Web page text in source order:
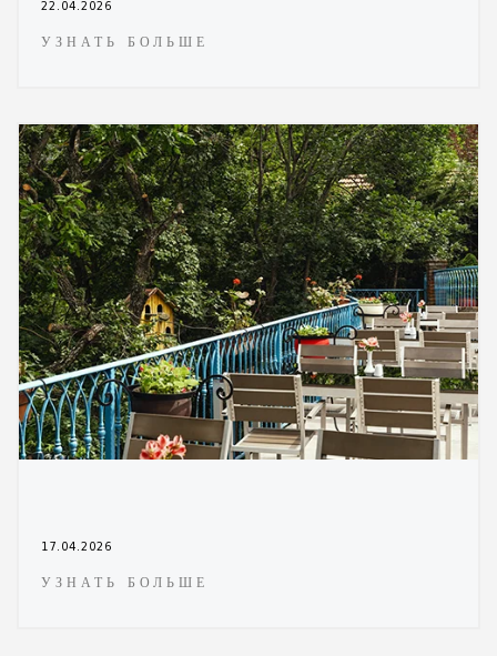
22.04.2026
УЗНАТЬ БОЛЬШЕ
17.04.2026
УЗНАТЬ БОЛЬШЕ